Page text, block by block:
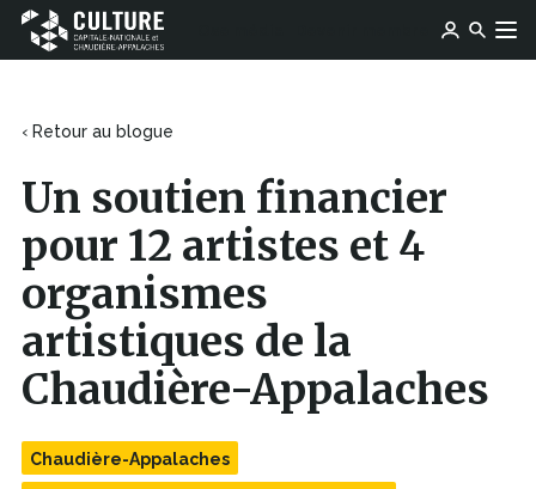
Aller au contenu
Culture
Capitale-
Chaudière-
fenêtre
‹ Retour au blogue
Un soutien financier
pour 12 artistes et 4
organismes
artistiques de la
Chaudière-Appalaches
Chaudière-Appalaches